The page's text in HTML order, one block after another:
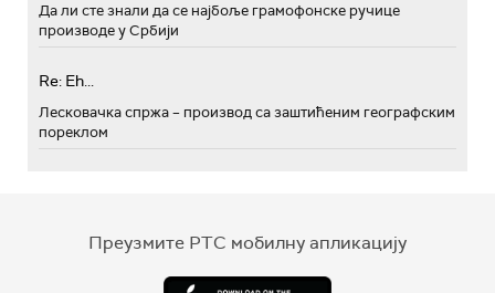
Да ли сте знали да се најбоље грамофонске ручице
производе у Србији
Re: Eh...
Лесковачка спржа – производ са заштићеним географским
пореклом
Преузмите РТС мобилну апликацију